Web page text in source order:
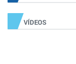
VÍDEOS